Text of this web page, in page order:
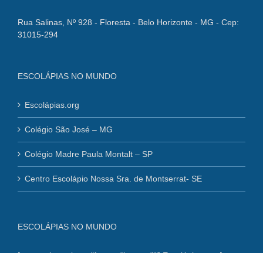
Rua Salinas, Nº 928 - Floresta - Belo Horizonte - MG - Cep:
31015-294
ESCOLÁPIAS NO MUNDO
Escolápias.org
Colégio São José – MG
Colégio Madre Paula Montalt – SP
Centro Escolápio Nossa Sra. de Montserrat- SE
ESCOLÁPIAS NO MUNDO